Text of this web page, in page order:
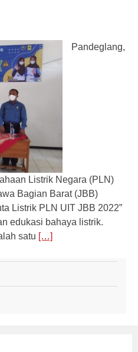
Pandeglang,
Listrik Negara (PLN)
Bagian Barat (JBB)
Listrik PLN UIT JBB 2022”
edukasi bahaya listrik.
satu […]